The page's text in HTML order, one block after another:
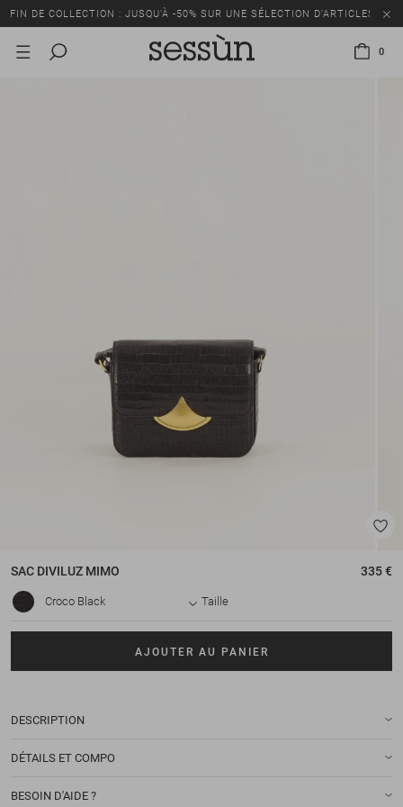
FIN DE COLLECTION : JUSQU’À -50% SUR UNE SÉLECTION D’ARTICLES
0
SAC DIVILUZ MIMO 335 €
Croco Black Taille
AJOUTER AU PANIER
DESCRIPTION
DÉTAILS ET COMPO
BESOIN D'AIDE ?